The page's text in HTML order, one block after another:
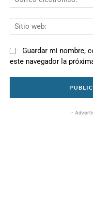
Guardar mi nombre,
este navegador la
-